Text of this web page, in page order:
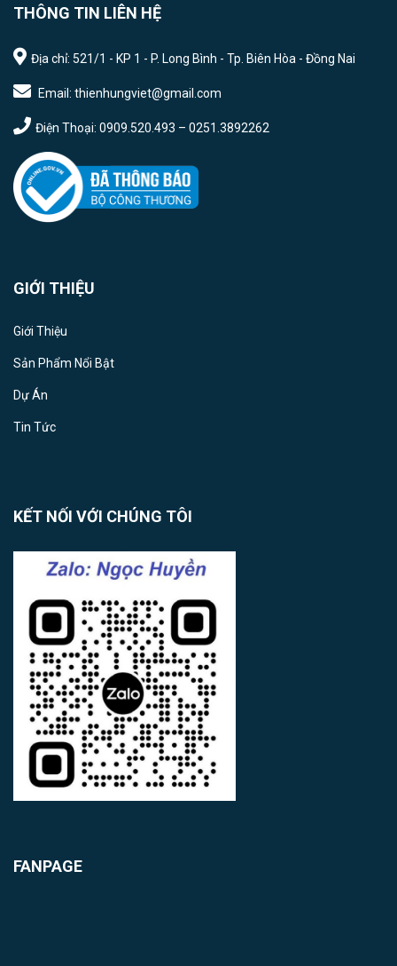
THÔNG TIN LIÊN HỆ
Địa chỉ: 521/1 - KP 1 - P. Long Bình - Tp. Biên Hòa - Đồng Nai
Email: thienhungviet@gmail.com
Điện Thoại: 0909.520.493 – 0251.3892262
GIỚI THIỆU
Giới Thiệu
Sản Phẩm Nổi Bật
Dự Án
Tin Tức
KẾT NỐI VỚI CHÚNG TÔI
FANPAGE